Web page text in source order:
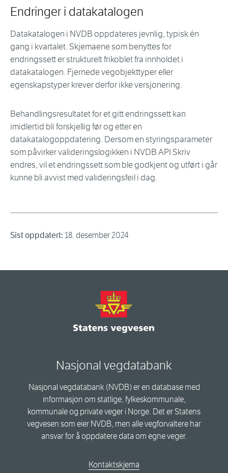
Endringer i datakatalogen
Datakatalogen i NVDB oppdateres jevnlig, typisk én
gang i kvartalet. Skjemaene som benyttes for
endringssett er strukturelt frikoblet fra innholdet i
datakatalogen. Fjernede vegobjekttyper eller
egenskapstyper krever derfor ikke versjonering.
Behandlingsresultatet for et gitt endringssett kan
imidlertid bli forskjellig før og etter en
datakatalogoppdatering. Dersom en styringsparameter
som påvirker valideringslogikken i NVDB API Skriv
endres, vil et endringssett som ble godkjent og utført i går
kunne bli avvist med valideringsfeil i dag.
Sist oppdatert: 18. desember 2024
Nasjonal vegdatabank
Nasjonal vegdatabank (NVDB) er en database med
informasjon om statlige, fylkeskommunale,
kommunale og private veger i Norge. Det er Statens
vegvesen som eier NVDB, men alle vegforvaltere har
ansvar for å oppdatere data om egne veger.
Kontaktskjema